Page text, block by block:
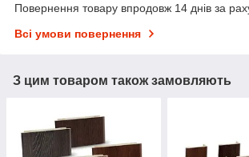
Повернення товару впродовж 14 днів за
Всі умови повернення
З цим товаром також замовляють